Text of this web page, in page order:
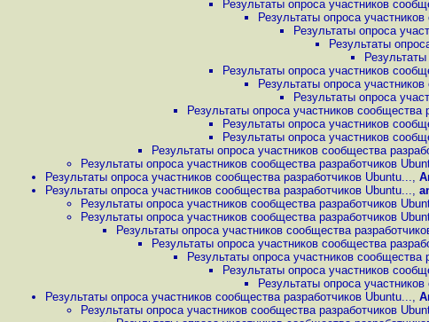
Результаты опроса участников
Результаты опроса
Результаты опроса
Результаты
Результаты опроса участников
Результаты опроса
Результаты опроса
Результаты опроса участников сообщества
Результаты опроса участников
Результаты опроса участников
Результаты опроса участников сообщества
Результаты опроса участников сообщества разработчиков
Результаты опроса участников сообщества разработчиков Ubuntu...,
Результаты опроса участников сообщества разработчиков Ubuntu...,
Результаты опроса участников сообщества разработчиков
Результаты опроса участников сообщества разработчиков
Результаты опроса участников сообщества
Результаты опроса участников сообщества
Результаты опроса участников сообщества
Результаты опроса участников
Результаты опроса
Результаты опроса участников сообщества разработчиков Ubuntu...,
Результаты опроса участников сообщества разработчиков